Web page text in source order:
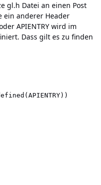
gl.h Datei an einen Post
ein anderer Header
APIENTRY wird im
Dass gilt es zu finden